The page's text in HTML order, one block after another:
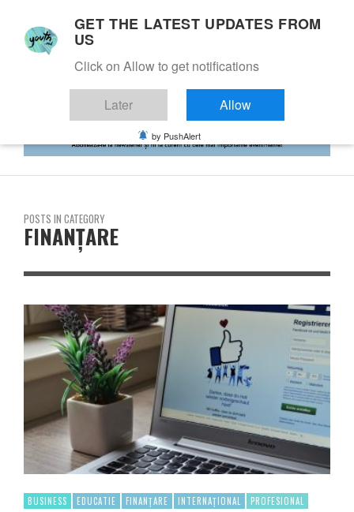
POSTS IN CATEGORY
FINANȚARE
BUSINESS EDUCATIE FINANȚARE INTERNAȚIONAL PROFESIONAL
GET THE LATEST UPDATES FROM
US
Click on Allow to get notifications
Later Allow
by PushAlert